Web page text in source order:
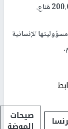
الإنسانية
صيحات